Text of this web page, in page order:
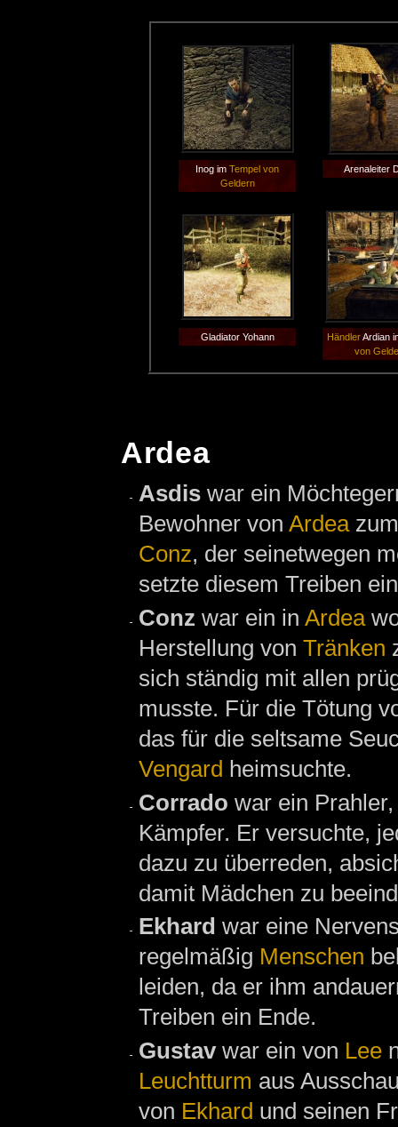
Inog imTempel von
Geldern
Arenaleiter
Gladiator Yohann HändlerArdian
von
Ardea
Asdis war ein
Bewohner von Ardea
Conz, der seinetwegen
setzte diesem Treiben
Conz war ein in Ardea
Herstellung von Tränken
sich ständig mit allen
musste. Für die Tötung
das für die seltsame
Vengard heimsuchte.
Corrado war ein
Kämpfer. Er versuchte,
dazu zu überreden,
damit Mädchen zu
Ekhard war eine
regelmäßig Menschen
leiden, da er ihm
Treiben ein Ende.
Gustavwar ein von Lee
Leuchtturm aus
von Ekhard und seinen